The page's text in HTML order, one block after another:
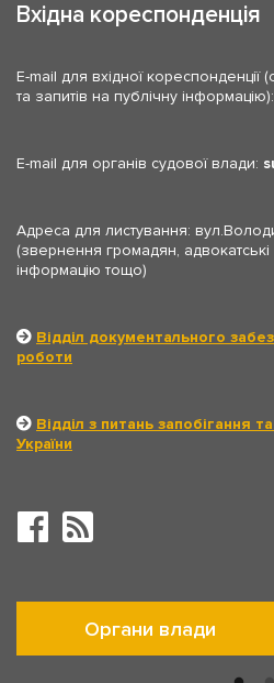
Вхідна кореспонденція
E-mail для вхідної
та запитів на публічну інформацію):
E-mail для органів судової влади:
Адреса для листування:
(звернення громадян,
інформацію тощо)
Відділ документального
роботи
Відділ з питань запобігання
України
Органи влади